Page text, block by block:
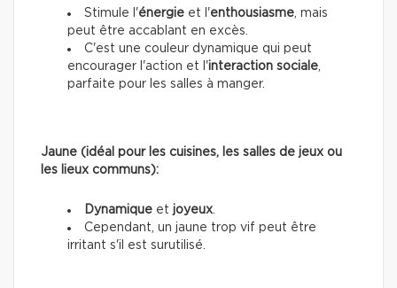
Stimule l'énergie et l'enthousiasme , mais
peut être accablant en excès.
C'est une couleur dynamique qui peut
encourager l'action et l'interaction sociale
parfaite pour les salles à manger.
Jaune (idéal pour les cuisines, les salles de jeux ou
les lieux communs):
Dynamique et joyeux
Cependant, un jaune trop vif peut être
irritant s'il est surutilisé.